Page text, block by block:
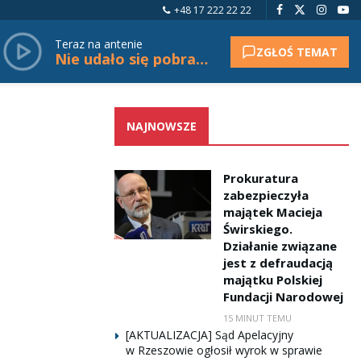
+48 17 222 22 22
Teraz na antenie
Nie udało się pobrać tytułu. ZGŁOŚ TEMAT
NAJNOWSZE
Prokuratura
zabezpieczyła
majątek Macieja
Świrskiego.
Działanie związane
jest z defraudacją
majątku Polskiej
Fundacji Narodowej
15 MINUT TEMU
[AKTUALIZACJA] Sąd Apelacyjny
w Rzeszowie ogłosił wyrok w sprawie